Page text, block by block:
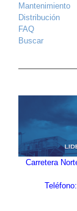
Mantenimiento
Distribución
FAQ
Buscar
Carretera